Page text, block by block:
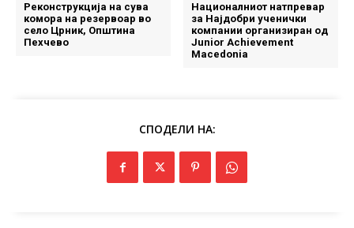
Реконструкција на сува
комора на резервоар во
село Црник, Општина
Пехчево
Националниот натпревар
за Најдобри ученички
компании организиран од
Junior Achievement
Macedonia
СПОДЕЛИ НА: